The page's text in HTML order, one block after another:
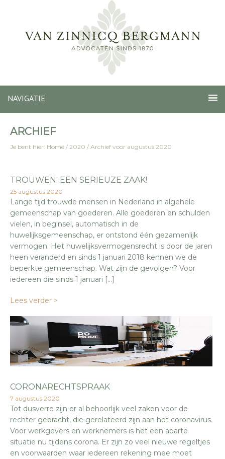
NAVIGATIE
ARCHIEF
Je bent hier: Home / 2020 / Archief voor augustus 2020
TROUWEN: EEN SERIEUZE ZAAK!
25 augustus 2020
Lange tijd trouwde mensen in Nederland in algehele
gemeenschap van goederen. Alle goederen en schulden
vielen, in beginsel, automatisch in de
huwelijksgemeenschap, er ontstond één gezamenlijk
vermogen. Het huwelijksvermogensrecht is door de jaren
heen veranderd en sinds 1 januari 2018 kennen we de
beperkte gemeenschap. Wat zijn de gevolgen? Voor
iedereen die sinds 1 januari […]
Lees verder >
CORONARECHTSPRAAK
7 augustus 2020
Tot dusverre zijn er al behoorlijk veel zaken voor de
rechter gebracht, die gerelateerd zijn aan het coronavirus.
Voor werkgevers en werknemers is het een aparte
situatie nu tijdens corona. Er zijn zo veel nieuwe regeltjes
en voorwaarden waar iedereen rekening mee moet